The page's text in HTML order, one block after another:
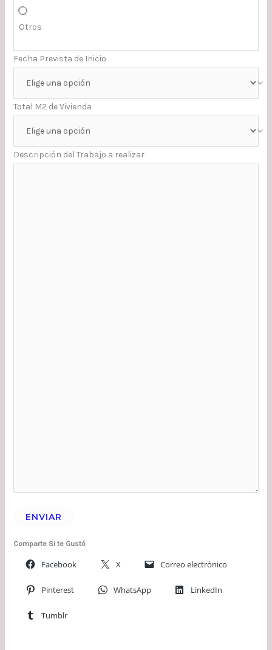
Otros
Fecha Prevista de Inicio
Total M2 de Vivienda
Descripción del Trabajo a realizar
ENVIAR
Comparte Si te Gustó
Facebook X Correo electrónico
Pinterest WhatsApp LinkedIn
Tumblr